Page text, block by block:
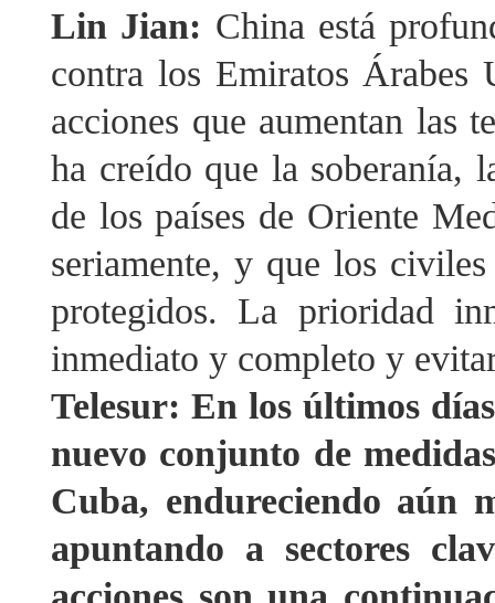
Lin Jian: China está
contra los Emiratos Árabes
acciones que aumentan las
ha creído que la soberanía,
de los países de Oriente
seriamente, y que los
protegidos. La prioridad
inmediato y completo y
Telesur: En los últimos
nuevo conjunto de
Cuba, endureciendo aún
apuntando a sectores